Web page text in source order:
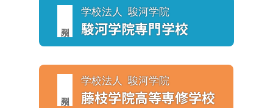
学校法人 駿河学院
駿河学院専門学校
学校法人 駿河学院
藤枝学院高等専修学校